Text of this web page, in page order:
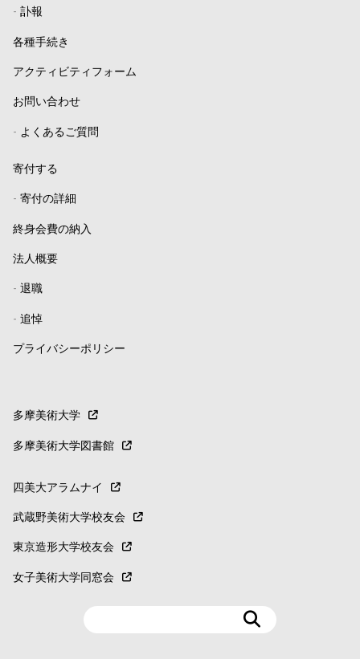
- 訃報
各種手続き
アクティビティフォーム
お問い合わせ
- よくあるご質問
寄付する
- 寄付の詳細
終身会費の納入
法人概要
- 退職
- 追悼
プライバシーポリシー
多摩美術大学
多摩美術大学図書館
四美大アラムナイ
武蔵野美術大学校友会
東京造形大学校友会
女子美術大学同窓会